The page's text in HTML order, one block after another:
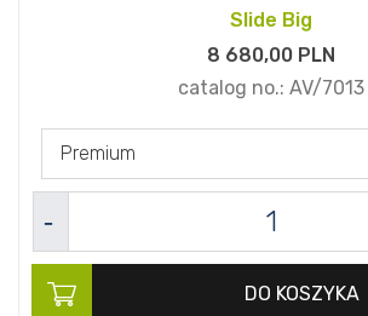
Slide Big
8 680,00 PLN
catalog no.: AV/7013
Premium
DO KOSZYKA